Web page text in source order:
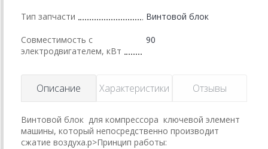
Тип запчасти Винтовой блок
Совместимость с
электродвигателем, кВт
90
Описание Характеристики Отзывы
Винтовой блок для компрессора ключевой элемент
машины, который непосредственно производит
сжатие воздуха.p>Принцип работы: